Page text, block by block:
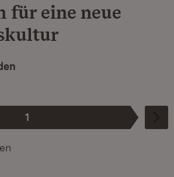
für eine neue
Phase
1
: